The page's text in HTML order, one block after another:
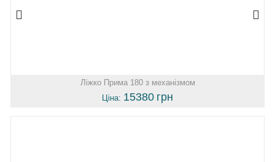
Ліжко Прима 180 з механізмом
Ціна: 15380 грн